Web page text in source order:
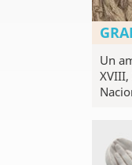
Un
XVIII,